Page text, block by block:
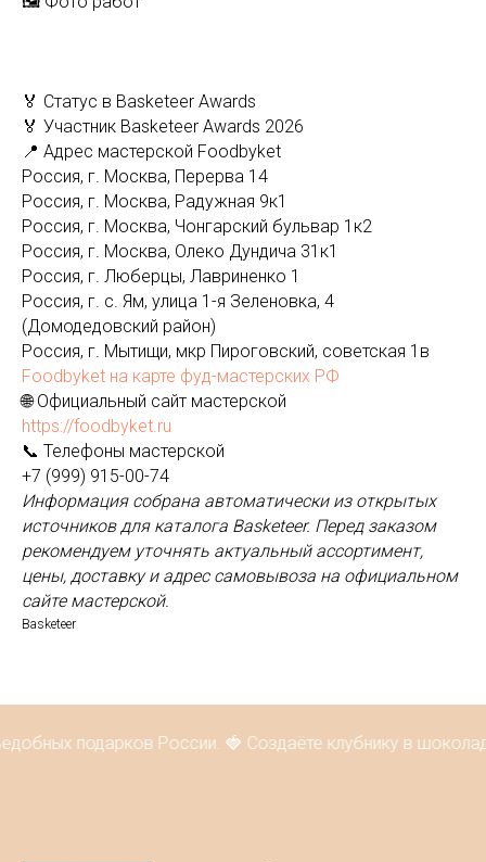
🏅 Статус в Basketeer Awards
🏅 Участник Basketeer Awards 2026
📍 Адрес мастерской Foodbyket
Россия, г. Москва, Перерва 14
Россия, г. Москва, Радужная 9к1
Россия, г. Москва, Чонгарский бульвар 1к2
Россия, г. Москва, Олеко Дундича 31к1
Россия, г. Люберцы, Лавриненко 1
Россия, г. с. Ям, улица 1-я Зеленовка, 4
(Домодедовский район)
Россия, г. Мытищи, мкр Пироговский, советская 1в
Foodbyket на карте фуд-мастерских РФ
🌐 Официальный сайт мастерской
https://foodbyket.ru
📞 Телефоны мастерской
+7 (999) 915-00-74
Информация собрана автоматически из открытых
источников для каталога Basketeer. Перед заказом
рекомендуем уточнять актуальный ассортимент,
цены, доставку и адрес самовывоза на официальном
сайте мастерской.
Basketeer
подарков России. 🍓 Создаёте клубнику в